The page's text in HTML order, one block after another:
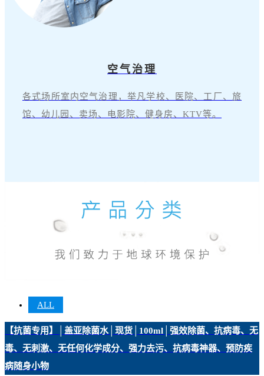
空气治理
各式场所室内空气治理，举凡学校、医院、工厂、旅
馆、幼儿园、卖场、电影院、健身房、KTV等。
ALL
【抗菌专用】│盖亚除菌水│现货│100ml│强效除菌、抗病毒、无
毒、无刺激、无任何化学成分、强力去污、抗病毒神器、预防疾
病随身小物